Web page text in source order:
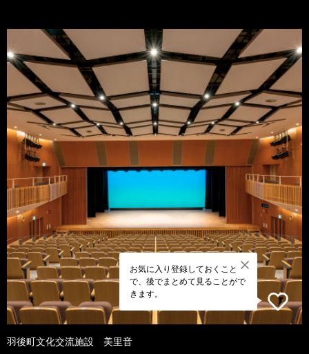
お気に入り登録しておくこと
で、後でまとめて見ることがで
きます。
羽後町文化交流施設 美里音